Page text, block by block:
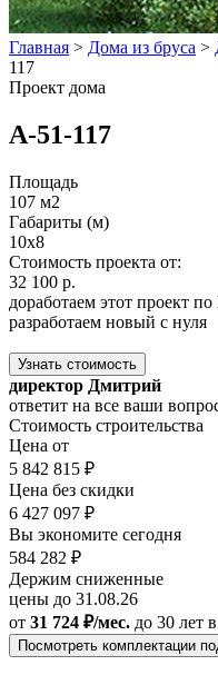
Главная > Дома из бруса >
117
Проект дома
А-51-117
Площадь
107 м2
Габариты (м)
10х8
Стоимость проекта от:
32 100 р.
доработаем этот проект
разработаем новый с нуля
Узнать стоимость
директор Дмитрий
ответит на все ваши
Стоимость строительства
Цена от
5 842 815 ₽
Цена без скидки
6 427 097 ₽
Вы экономите сегодня
584 282 ₽
Держим сниженные
цены до 31.08.26
от 31 724 ₽/мес. до 30 лет
Посмотреть комплектации